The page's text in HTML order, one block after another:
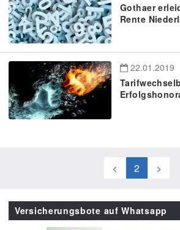
Gothaer
Rente
22.01.2019
< 2 >
Versicherungsbote auf Whatsapp